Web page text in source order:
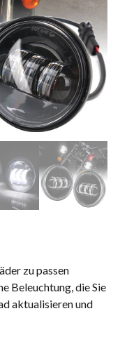
zu passen
Beleuchtung, die Sie
aktualisieren und